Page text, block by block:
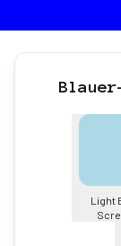
Light